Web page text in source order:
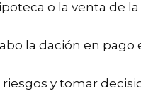
o la venta de
la dación en
y tomar